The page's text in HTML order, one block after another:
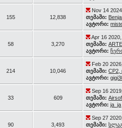
155 12,838
Nov 14
თემაში:
ავტორი:
58 3,270
Apr 16
თემაში:
ავტორი:
214 10,046
Feb 20
თემაში: CP2,
ავტორი:
33 609
Sep 16
თემაში:
ავტორი: ja_ja
90 3,493
Sep 27
თემაში: